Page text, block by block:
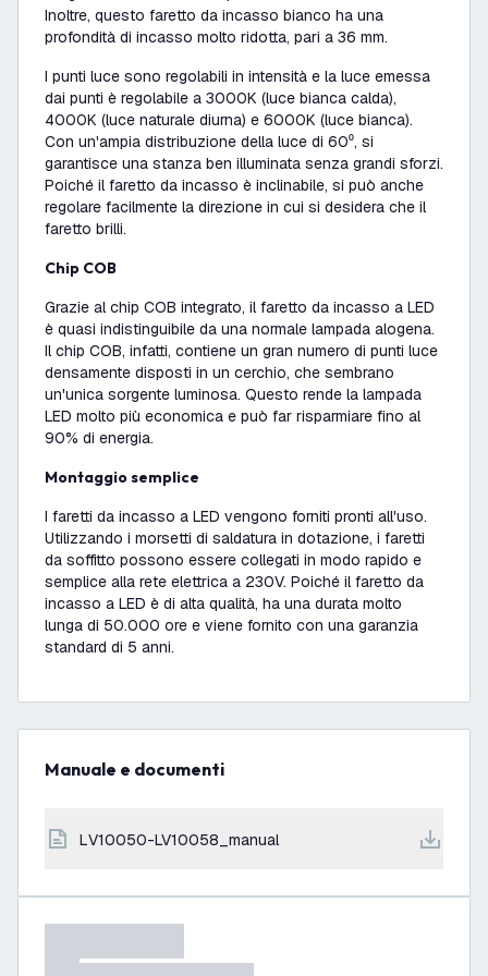
Inoltre, questo faretto da incasso bianco ha una
profondità di incasso molto ridotta, pari a 36 mm.
I punti luce sono regolabili in intensità e la luce emessa
dai punti è regolabile a 3000K (luce bianca calda),
4000K (luce naturale diurna) e 6000K (luce bianca).
Con un'ampia distribuzione della luce di 60⁰, si
garantisce una stanza ben illuminata senza grandi sforzi.
Poiché il faretto da incasso è inclinabile, si può anche
regolare facilmente la direzione in cui si desidera che il
faretto brilli.
Chip COB
Grazie al chip COB integrato, il faretto da incasso a LED
è quasi indistinguibile da una normale lampada alogena.
Il chip COB, infatti, contiene un gran numero di punti luce
densamente disposti in un cerchio, che sembrano
un'unica sorgente luminosa. Questo rende la lampada
LED molto più economica e può far risparmiare fino al
90% di energia.
Montaggio semplice
I faretti da incasso a LED vengono forniti pronti all'uso.
Utilizzando i morsetti di saldatura in dotazione, i faretti
da soffitto possono essere collegati in modo rapido e
semplice alla rete elettrica a 230V. Poiché il faretto da
incasso a LED è di alta qualità, ha una durata molto
lunga di 50.000 ore e viene fornito con una garanzia
standard di 5 anni.
Manuale e documenti
LV10050-LV10058_manual